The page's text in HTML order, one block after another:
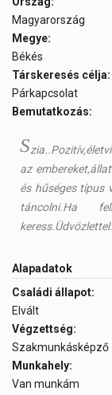
Magyarország
Megye:
Békés
Társkeresés célja:
Párkapcsolat
Bemutatkozás:
S
az
és hűséges típus
táncolni.Ha
Alapadatok
Családi állapot:
Elvált
Végzettség:
Szakmunkásképző
Munkahely:
Van munkám